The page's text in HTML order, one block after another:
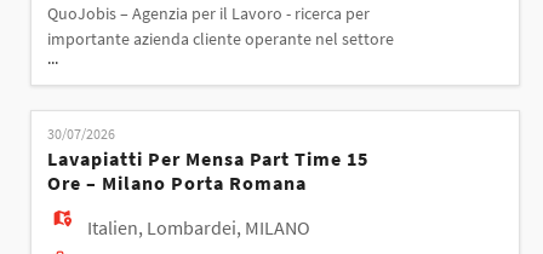
QuoJobis – Agenzia per il Lavoro - ricerca per
importante azienda cliente operante nel settore
della ristorazione collettiva un ADDETTO/ADDETTA
MENSA/ LAVAGGIO – MILANO zona Forlanini
Responsabilità: L'addetta mensa si occuperà di: -
Servizio mensa - Servizio ai tavoli - Supporto al
lavaggio Requisiti: - pregressa esperienza come
addetta
...
30/07/2026
Lavapiatti Per Mensa Part Time 15
Ore – Milano Porta Romana
Italien, Lombardei, MILANO